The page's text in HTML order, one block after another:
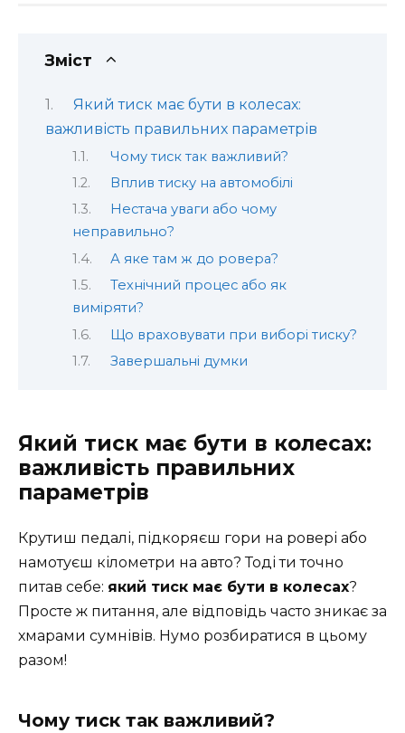
Зміст
Який тиск має бути в колесах:
важливість правильних параметрів
Чому тиск так важливий?
Вплив тиску на автомобілі
Нестача уваги або чому
неправильно?
А яке там ж до ровера?
Технічний процес або як
виміряти?
Що враховувати при виборі тиску?
Завершальні думки
Який тиск має бути в колесах:
важливість правильних
параметрів
Крутиш педалі, підкоряєш гори на ровері або
намотуєш кілометри на авто? Тоді ти точно
питав себе: який тиск має бути в колесах?
Просте ж питання, але відповідь часто зникає за
хмарами сумнівів. Нумо розбиратися в цьому
разом!
Чому тиск так важливий?